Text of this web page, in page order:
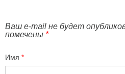
Ваш e-mail не будет
помечены *
Имя *